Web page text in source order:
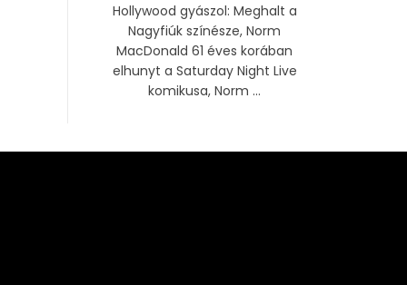
Hollywood gyászol: Meghalt a
Nagyfiúk színésze, Norm
MacDonald 61 éves korában
elhunyt a Saturday Night Live
komikusa, Norm ...